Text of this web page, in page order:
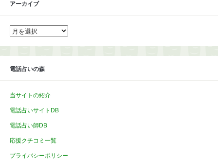
アーカイブ
ア
ー
イ
電話占いの森
当サイトの紹介
電話占いサイトDB
電話占い師DB
応援クチコミ一覧
プライバシーポリシー